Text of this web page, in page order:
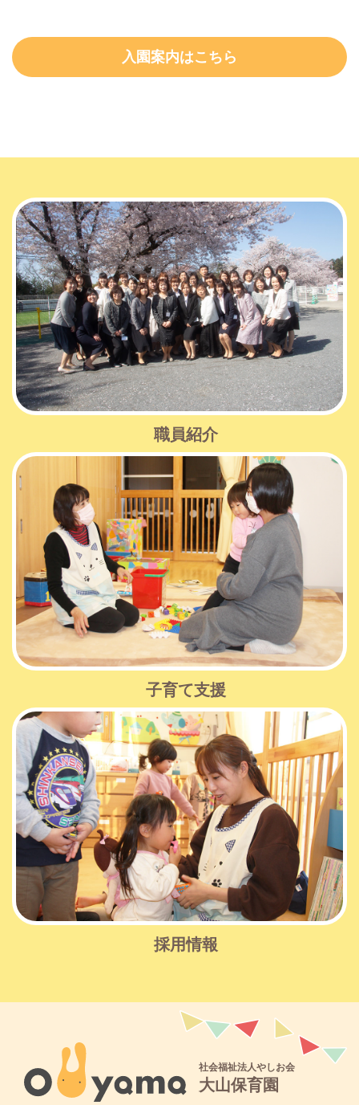
入園案内はこちら
職員紹介
子育て支援
採用情報
社会福祉法人やしお会
大山保育園